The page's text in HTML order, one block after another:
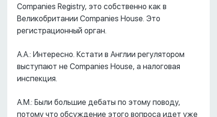
Companies Registry, это собственно как в
Великобритании Companies House. Это
регистрационный орган.
А.А.: Интересно. Кстати в Англии регулятором
выступают не Companies House, а налоговая
инспекция.
А.М.: Были большие дебаты по этому поводу,
потому что обсуждение этого вопроса идет уже